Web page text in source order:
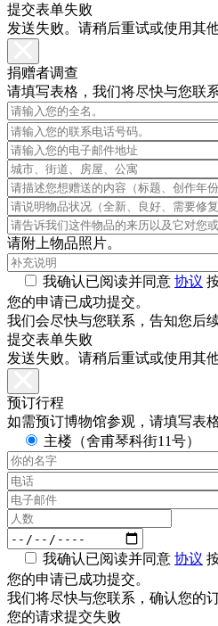
提交表单失败
发送失败。请稍后重试或使用其
捐赠者调查
请填写表格，我们将尽快与您联
请附上物品照片。
我确认已阅读并同意 协议
您的申请已成功提交。
我们会尽快与您联系，告知您后续
提交表单失败
发送失败。请稍后重试或使用其
预订行程
如需预订博物馆参观，请填写表
主楼（舍甫琴科街11号）
我确认已阅读并同意 协议
您的申请已成功提交。
我们将尽快与您联系，确认您的
您的请求提交失败